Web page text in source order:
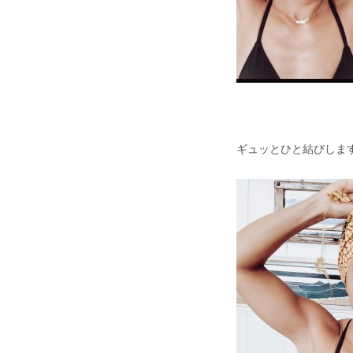
ギュッとひと結びしま